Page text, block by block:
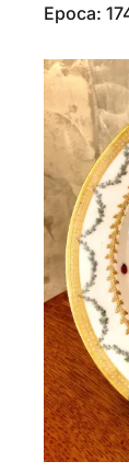
Epoca: